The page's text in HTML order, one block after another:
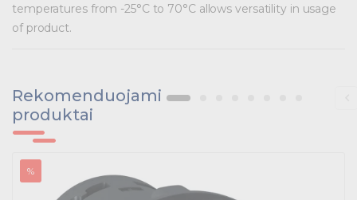
Buitiniai jungikliai, kištukiniai lizdai ir priedai
Telekomunikacijų prekės
temperatures from -25°C to 70°C allows versatility in usage
of product.
Rekomenduojami
produktai
%